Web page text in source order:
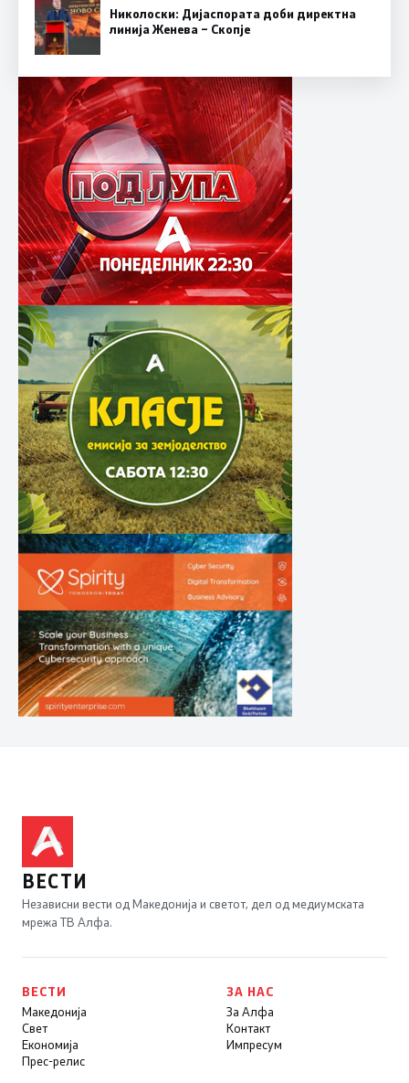
Николоски: Дијаспората доби директна
линија Женева – Скопје
ВЕСТИ
Независни вести од Македонија и светот, дел од медиумската
мрежа ТВ Алфа.
ВЕСТИ
Македонија
Свет
Економија
Прес-релис
ЗА НАС
За Алфа
Контакт
Импресум